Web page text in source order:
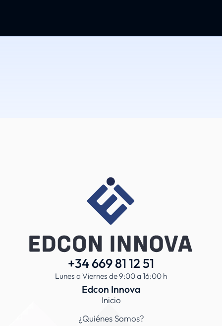
+34 669 81 12 51
Lunes a Viernes de 9:00 a 16:00 h
Edcon Innova
Inicio
¿Quiénes Somos?